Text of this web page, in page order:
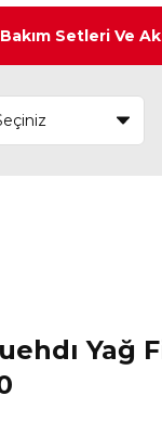
Bakım Setleri Ve
Yağ